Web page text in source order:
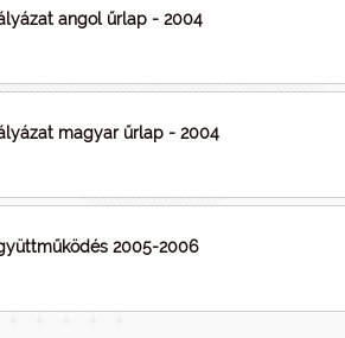
angol űrlap - 2004
magyar űrlap - 2004
2005-2006